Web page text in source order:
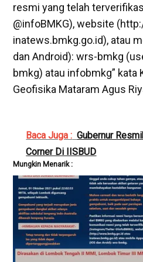
resmi yang telah
@infoBMKG), website
inatews.bmkg.go.id), atau
dan Android): wrs-bmkg
bmkg) atau infobmkg” kata
Geofisika Mataram Agus
Baca Juga : Gubernur
Corner Di IISBUD
Mungkin Menarik :